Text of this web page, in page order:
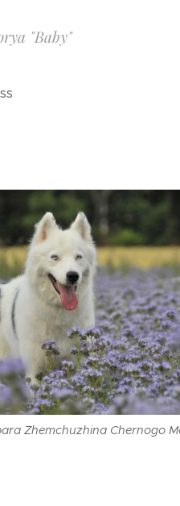
"Baby"
Zhemchuzhina Chernogo